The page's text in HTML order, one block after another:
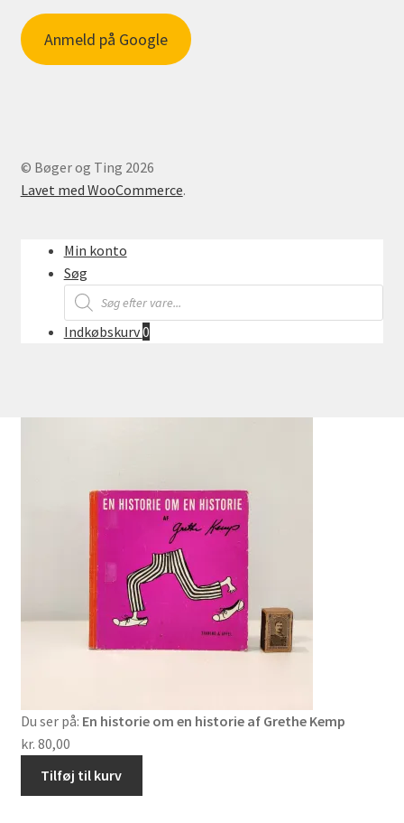
Anmeld på Google
© Bøger og Ting 2026
Lavet med WooCommerce.
Min konto
Søg
Products
search
Indkøbskurv0
Du ser på: En historie om en historie af Grethe Kemp
kr. 80,00
Tilføj til kurv